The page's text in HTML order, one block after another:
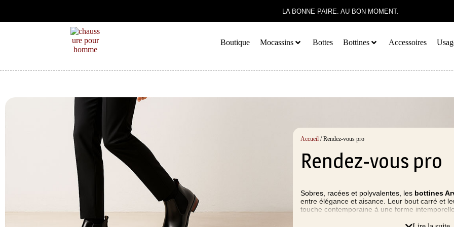
LA BONNE PAIRE. AU BON MOMENT.
Boutique Mocassins Bottes Bottines Accessoires
Accueil / Rendez-vous pro
Rendez-vous pro
Sobres, racées et polyvalentes, les bottines
entre élégance et aisance. Leur bout carré et
touche contemporaine à une forme